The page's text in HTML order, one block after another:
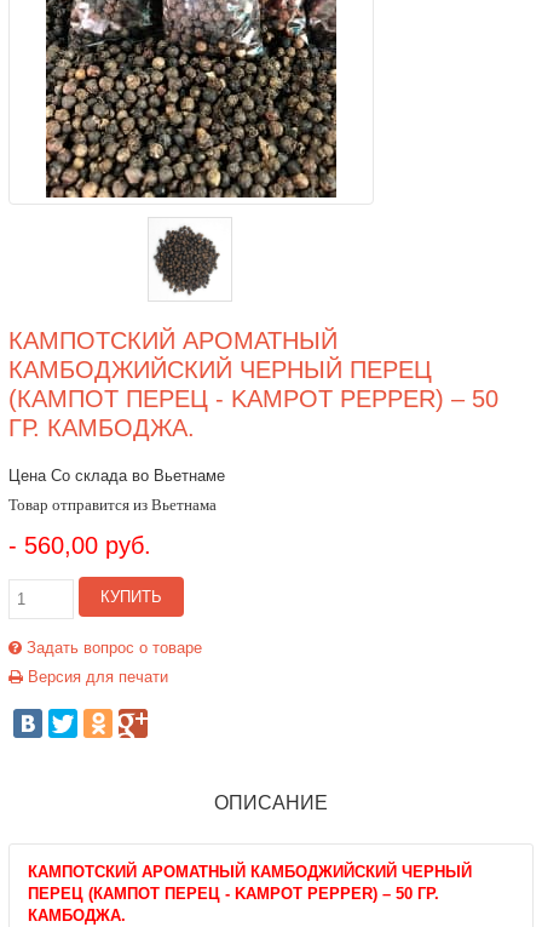
КАМПОТСКИЙ АРОМАТНЫЙ
КАМБОДЖИЙСКИЙ ЧЕРНЫЙ ПЕРЕЦ
(КАМПОТ ПЕРЕЦ - KAMPOT PEPPER) – 50
ГР. КАМБОДЖА.
Цена Со склада во Вьетнаме
Товар отправится из Вьетнама
- 560,00 руб.
КУПИТЬ
Задать вопрос о товаре
Версия для печати
ОПИСАНИЕ
КАМПОТСКИЙ АРОМАТНЫЙ КАМБОДЖИЙСКИЙ ЧЕРНЫЙ
ПЕРЕЦ (КАМПОТ ПЕРЕЦ - KAMPOT PEPPER) – 50 ГР.
КАМБОДЖА.